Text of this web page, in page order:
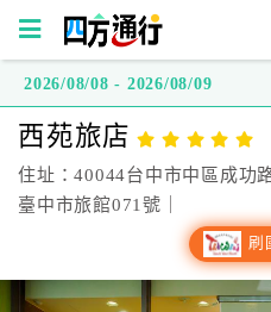
方
通
行
2026/08/08 - 2026/08/09
西苑旅店
住址：40044台中市中區成功
臺中市旅館071號｜
刷